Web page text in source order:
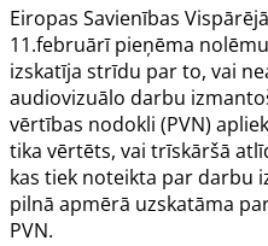
Eiropas Savienības
11.februārī pieņēma
izskatīja strīdu par to, vai
audiovizuālo darbu
vērtības nodokli (PVN)
tika vērtēts, vai trīskāršā
kas tiek noteikta par darbu
pilnā apmērā uzskatāma
PVN.